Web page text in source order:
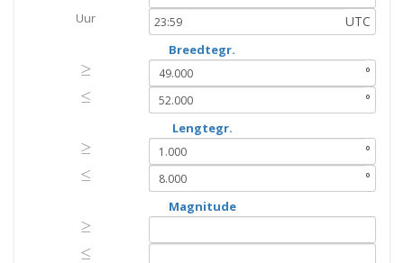
Uur
UTC
Breedtegr.
≥
≥
°
≤
≤ °
Lengtegr.
≥
≥
°
≤
≤ °
Magnitude
≥
≥
≤
≤